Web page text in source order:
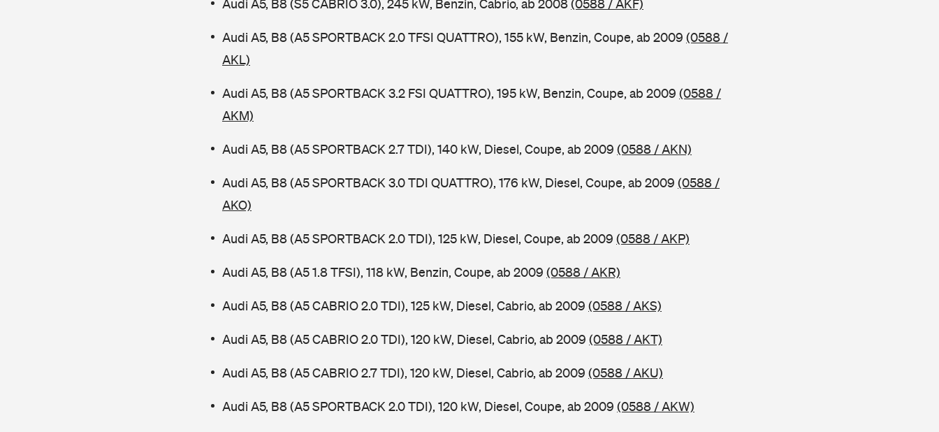
Audi A5, B8 (S5 CABRIO 3.0), 245 kW, Benzin, Cabrio, ab 2008(0588 / AKF)
Audi A5, B8 (A5 SPORTBACK 2.0 TFSI QUATTRO), 155 kW, Benzin, Coupe, ab 2009 (0588 /
AKL)
Audi A5, B8 (A5 SPORTBACK 3.2 FSI QUATTRO), 195 kW, Benzin, Coupe, ab 2009 (0588 /
AKM)
Audi A5, B8 (A5 SPORTBACK 2.7 TDI), 140 kW, Diesel, Coupe, ab 2009 (0588 / AKN)
Audi A5, B8 (A5 SPORTBACK 3.0 TDI QUATTRO), 176 kW, Diesel, Coupe, ab 2009 (0588 /
AKO)
Audi A5, B8 (A5 SPORTBACK 2.0 TDI), 125 kW, Diesel, Coupe, ab 2009 (0588 / AKP)
Audi A5, B8 (A5 1.8 TFSI), 118 kW, Benzin, Coupe, ab 2009 (0588 / AKR)
Audi A5, B8 (A5 CABRIO 2.0 TDI), 125 kW, Diesel, Cabrio, ab 2009 (0588 / AKS)
Audi A5, B8 (A5 CABRIO 2.0 TDI), 120 kW, Diesel, Cabrio, ab 2009 (0588 / AKT)
Audi A5, B8 (A5 CABRIO 2.7 TDI), 120 kW, Diesel, Cabrio, ab 2009 (0588 / AKU)
Audi A5, B8 (A5 SPORTBACK 2.0 TDI), 120 kW, Diesel, Coupe, ab 2009 (0588 / AKW)